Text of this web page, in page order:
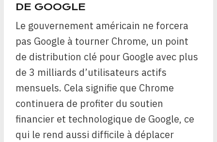
DE GOOGLE
Le gouvernement américain ne forcera
pas Google à tourner Chrome, un point
de distribution clé pour Google avec plus
de 3 milliards d’utilisateurs actifs
mensuels. Cela signifie que Chrome
continuera de profiter du soutien
financier et technologique de Google, ce
qui le rend aussi difficile à déplacer